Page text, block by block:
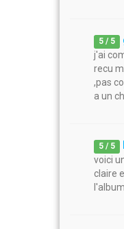
5 / 5
j'ai
recu
,pas
a un
5 / 5
voici
claire